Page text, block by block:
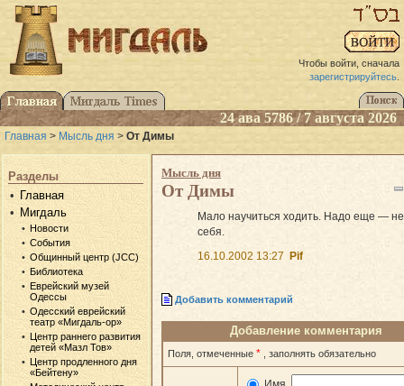
Чтобы войти, сначала
зарегистрируйтесь.
24 ава 5786 / 7 августа 2026
Главная > Мысль дня > От Димы
Разделы
Главная
Мигдаль
Новости
События
Общинный центр (JCC)
Библиотека
Еврейский музей
Одессы
Одесский еврейский
театр «Мигдаль-ор»
Центр раннего развития
детей «Мазл Тов»
Центр продленного дня
«Бейтену»
Мысль дня
От Димы
Мало научиться ходить. Надо еще —
себя.
16.10.2002 13:27
Pif
Добавить комментарий
Добавление комментария
Поля, отмеченные * , заполнять обязательно